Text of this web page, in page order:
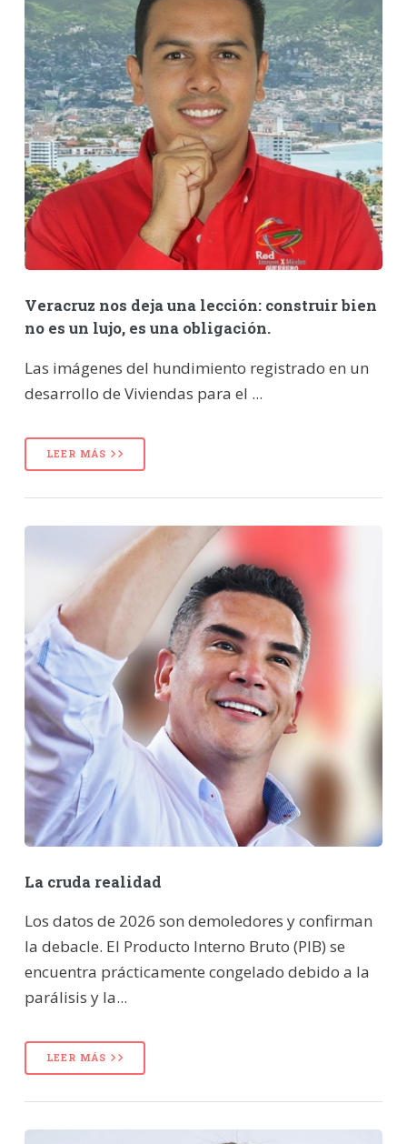
Veracruz nos deja una lección: construir bien
no es un lujo, es una obligación.
Las imágenes del hundimiento registrado en un
desarrollo de Viviendas para el ...
LEER MÁS
La cruda realidad
Los datos de 2026 son demoledores y confirman
la debacle. El Producto Interno Bruto (PIB) se
encuentra prácticamente congelado debido a la
parálisis y la...
LEER MÁS